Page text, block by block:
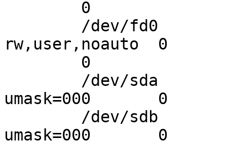
rw,user,noauto  0
umask=000       0
umask=000       0